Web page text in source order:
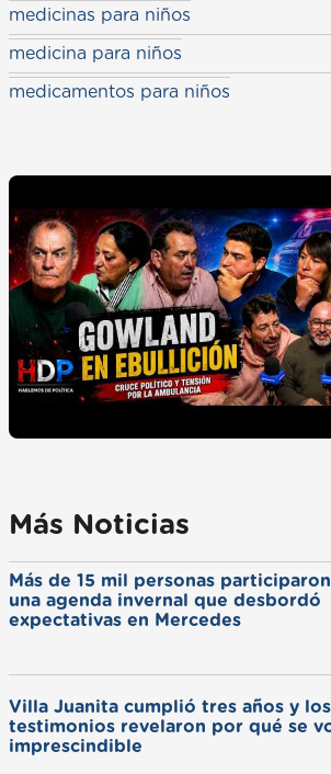
medicinas para niños
medicina para niños
medicamentos para niños
Más Noticias
Más de 15 mil personas
una agenda invernal que desbordó
expectativas en Mercedes
Villa Juanita cumplió tres años y los
testimonios revelaron por qué se
imprescindible